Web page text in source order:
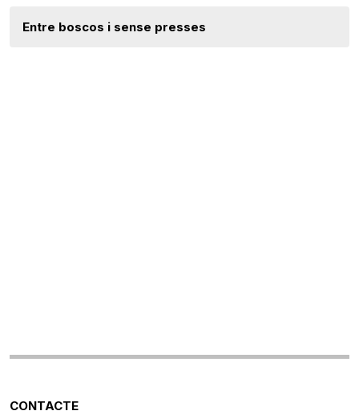
Entre boscos i sense presses
CONTACTE